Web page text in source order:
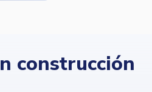
construcción